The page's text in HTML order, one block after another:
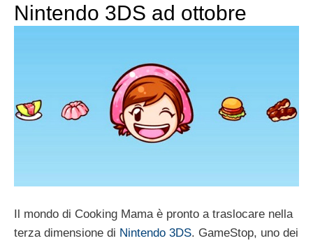
Nintendo 3DS ad ottobre
Il mondo di Cooking Mama è pronto a traslocare nella
terza dimensione di Nintendo 3DS. GameStop, uno dei